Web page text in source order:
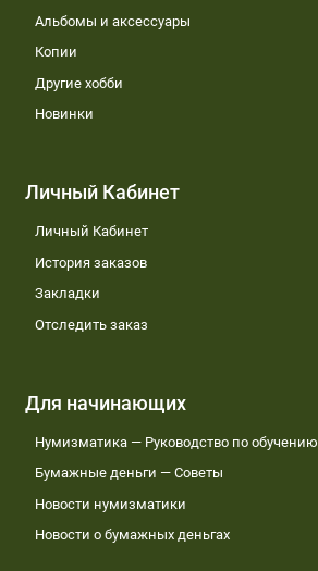
Альбомы и аксессуары
Копии
Другие хобби
Новинки
Личный Кабинет
Личный Кабинет
История заказов
Закладки
Отследить заказ
Для начинающих
Нумизматика — Руководство по обучению
Бумажные деньги — Советы
Новости нумизматики
Новости о бумажных деньгах